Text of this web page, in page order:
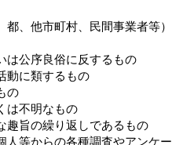
、他市町村、民間事業者等）
は公序良俗に反するもの
動に類するもの
の
は不明なもの
趣旨の繰り返しであるもの
人等からの各種調査やアンケー